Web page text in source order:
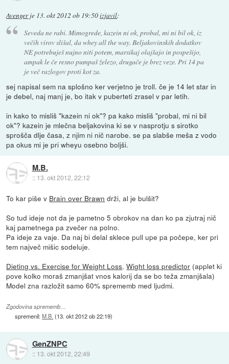
Avengerje 13. okt 2012 ob 19:50izjavil:
Seveda ne rabi. Mimogrede, kazein ni ok, probal, mi ni bil ok, iz
večih virov slišal, da whey all the way. Beljakovinskih dodatkov
NE potrebuješ nujno niti potem, marsikaj olajšajo in pospešijo,
ampak le če resno pumpaš železo, drugače je brez veze. Pri 14 pa
je več razlogov proti kot za.
sej napisal sem na splošno ker verjetno je troll. če je 14 let star in
je debel, naj manj je, bo itak v puberteti zrasel v par letih.
in kako to misliš "kazein ni ok"? pa kako misliš "probal, mi ni bil
ok"? kazein je mlečna beljakovina ki se v nasprotju s sirotko
sprošča dlje časa, z njim ni nič narobe. se pa slabše meša z vodo
pa okus mi je pri wheyu osebno boljši.
M.B.
:: 13. okt 2012, 22:12
To kar piše v Brain over Brawn drži, al je bulšit?
So tud ideje not da je pametno 5 obrokov na dan ko pa zjutraj nič
kaj pametnega pa zvečer na polno.
Pa ideje za vaje. Da naj bi delal sklece pull upe pa počepe, ker pri
tem največ mišic sodeluje.
Dieting vs. Exercise for Weight Loss.Wight loss predictor (applet ki
pove kolko moraš zmanjšat vnos kalorij da se bo teža zmanjšala)
Model zna razložit samo 60% sprememb med ljudmi.
Zgodovina sprememb…
spremenil:M.B. (13. okt 2012 ob 22:19)
GenZNPC
:: 13. okt 2012, 22:49